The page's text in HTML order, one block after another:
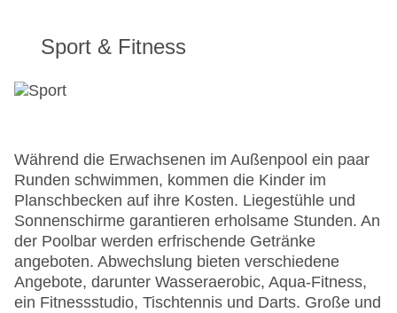
Sport & Fitness
Während die Erwachsenen im Außenpool ein paar
Runden schwimmen, kommen die Kinder im
Planschbecken auf ihre Kosten. Liegestühle und
Sonnenschirme garantieren erholsame Stunden. An
der Poolbar werden erfrischende Getränke
angeboten. Abwechslung bieten verschiedene
Angebote, darunter Wasseraerobic, Aqua-Fitness,
ein Fitnessstudio, Tischtennis und Darts. Große und